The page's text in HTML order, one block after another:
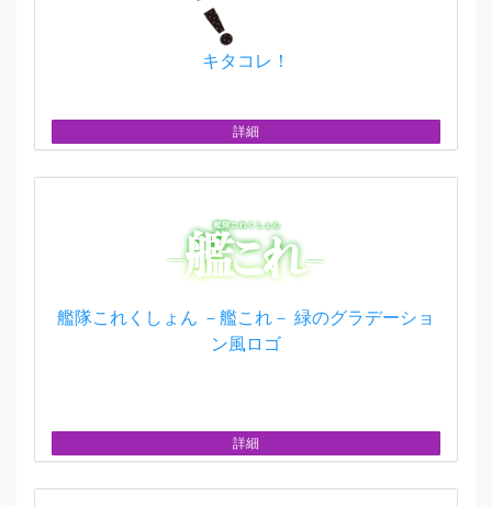
キタコレ！
詳細
艦隊これくしょん －艦これ－ 緑のグラデーショ
ン風ロゴ
詳細